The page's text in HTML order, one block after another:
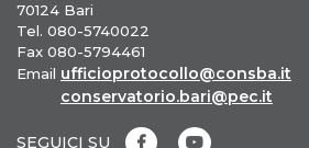
70124 Bari
Tel. 080-5740022
Fax 080-5794461
Email ufficioprotocollo@consba.it
conservatorio.bari@pec.it
SEGUICI SU